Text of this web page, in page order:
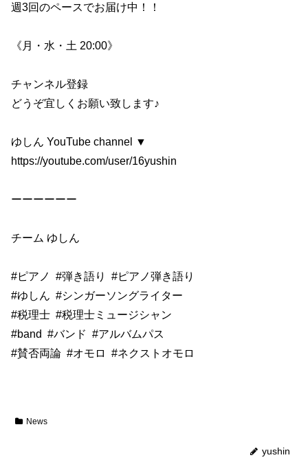
週3回のペースでお届け中！！
《月・水・土 20:00》
チャンネル登録
どうぞ宜しくお願い致します♪
ゆしん YouTube channel ▼
https://youtube.com/user/16yushin
ーーーーーー
チーム ゆしん
#ピアノ #弾き語り
#ピアノ弾き語り
#ゆしん #シンガーソングライター
#税理士 #税理士ミュージシャン
#band #バンド #アルバムパス
#賛否両論 #オモロ #ネクストオモロ
News
yushin